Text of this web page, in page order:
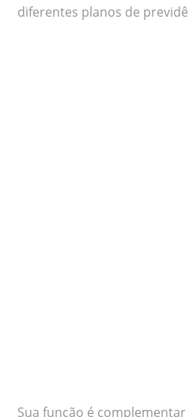
diferentes planos de
Sua função é